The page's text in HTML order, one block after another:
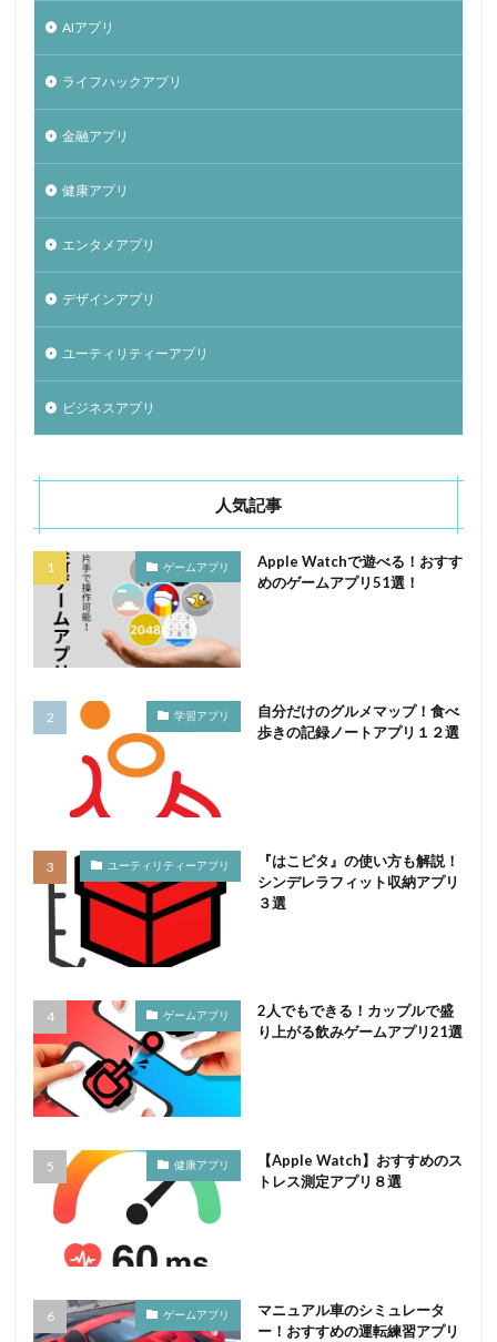
AIアプリ
ライフハックアプリ
金融アプリ
健康アプリ
エンタメアプリ
デザインアプリ
ユーティリティーアプリ
ビジネスアプリ
人気記事
ゲームアプリ
Apple Watchで遊べる！おすす
めのゲームアプリ51選！
学習アプリ
自分だけのグルメマップ！食べ
歩きの記録ノートアプリ１２選
ユーティリティーアプリ
『はこピタ』の使い方も解説！
シンデレラフィット収納アプリ
３選
ゲームアプリ
2人でもできる！カップルで盛
り上がる飲みゲームアプリ21選
健康アプリ
【Apple Watch】おすすめのス
トレス測定アプリ８選
ゲームアプリ
マニュアル車のシミュレータ
ー！おすすめの運転練習アプリ